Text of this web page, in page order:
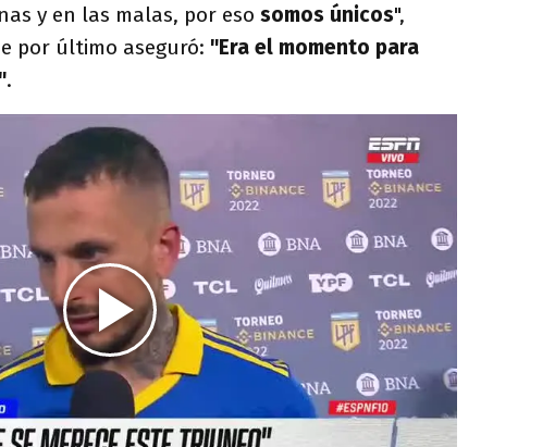
y en las malas, por eso somos únicos",
por último aseguró: "Era el momento para
.